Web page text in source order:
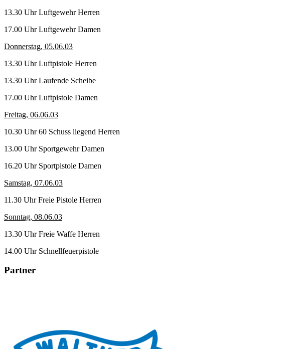
13.30 Uhr Luftgewehr Herren
17.00 Uhr Luftgewehr Damen
Donnerstag, 05.06.03
13.30 Uhr Luftpistole Herren
13.30 Uhr Laufende Scheibe
17.00 Uhr Luftpistole Damen
Freitag, 06.06.03
10.30 Uhr 60 Schuss liegend Herren
13.00 Uhr Sportgewehr Damen
16.20 Uhr Sportpistole Damen
Samstag, 07.06.03
11.30 Uhr Freie Pistole Herren
Sonntag, 08.06.03
13.30 Uhr Freie Waffe Herren
14.00 Uhr Schnellfeuerpistole
Partner